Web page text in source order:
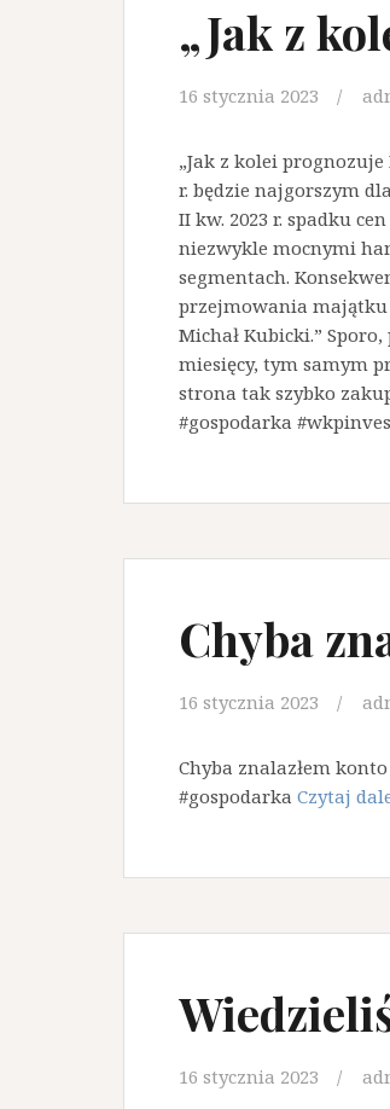
„Jak z
16 stycznia 2023
„Jak z kolei
r. będzie najgorszym
II kw. 2023 r. spadku
niezwykle mocnymi
segmentach.
przejmowania majątku
Michał Kubicki.”
miesięcy, tym samym
strona tak szybko
#gospodarka
Chyba
16 stycznia 2023
Chyba znalazłem
#gospodarka Czytaj
16 stycznia 2023